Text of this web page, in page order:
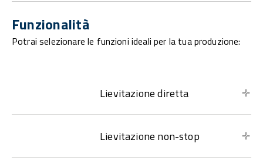
Funzionalità
Potrai selezionare le funzioni ideali per la tua produzione:
Lievitazione diretta
Lievitazione non-stop